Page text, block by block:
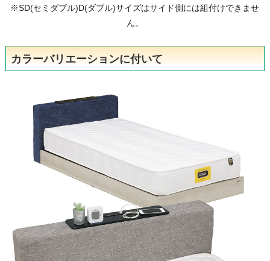
※SD(セミダブル)D(ダブル)サイズはサイド側には組付けできませ
ん。
カラーバリエーションに付いて